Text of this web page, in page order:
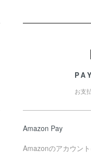
お支
Amazon Pay
Amazonのアカウン